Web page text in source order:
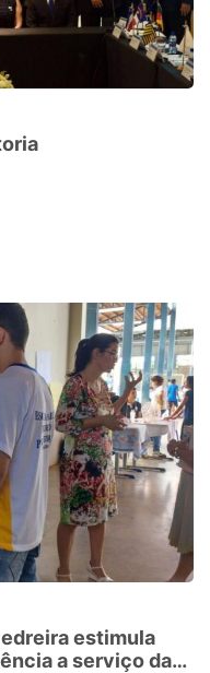
estimula
a serviço da